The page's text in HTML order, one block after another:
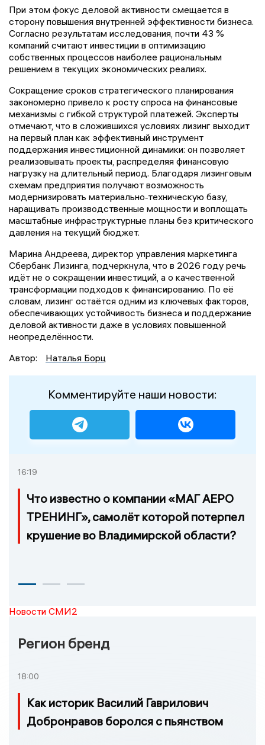
При этом фокус деловой активности смещается в
сторону повышения внутренней эффективности бизнеса.
Согласно результатам исследования, почти 43 %
компаний считают инвестиции в оптимизацию
собственных процессов наиболее рациональным
решением в текущих экономических реалиях.
Сокращение сроков стратегического планирования
закономерно привело к росту спроса на финансовые
механизмы с гибкой структурой платежей. Эксперты
отмечают, что в сложившихся условиях лизинг выходит
на первый план как эффективный инструмент
поддержания инвестиционной динамики: он позволяет
реализовывать проекты, распределяя финансовую
нагрузку на длительный период. Благодаря лизинговым
схемам предприятия получают возможность
модернизировать материально‑техническую базу,
наращивать производственные мощности и воплощать
масштабные инфраструктурные планы без критического
давления на текущий бюджет.
Марина Андреева, директор управления маркетинга
Сбербанк Лизинга, подчеркнула, что в 2026 году речь
идёт не о сокращении инвестиций, а о качественной
трансформации подходов к финансированию. По её
словам, лизинг остаётся одним из ключевых факторов,
обеспечивающих устойчивость бизнеса и поддержание
деловой активности даже в условиях повышенной
неопределённости.
Автор:
Наталья Борц
Комментируйте наши новости:
16:19
Что известно о компании «МАГ АЕРО
ТРЕНИНГ», самолёт которой потерпел
крушение во Владимирской области?
Новости СМИ2
Регион бренд
18:00
Как историк Василий Гаврилович
Добронравов боролся с пьянством